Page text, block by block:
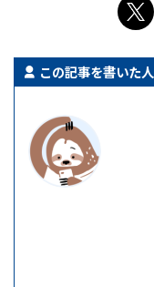
この記事を書いた人